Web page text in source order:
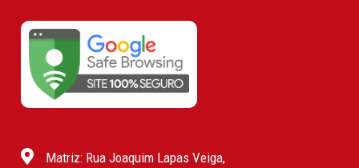
Matriz: Rua Joaquim Lapas Veiga,